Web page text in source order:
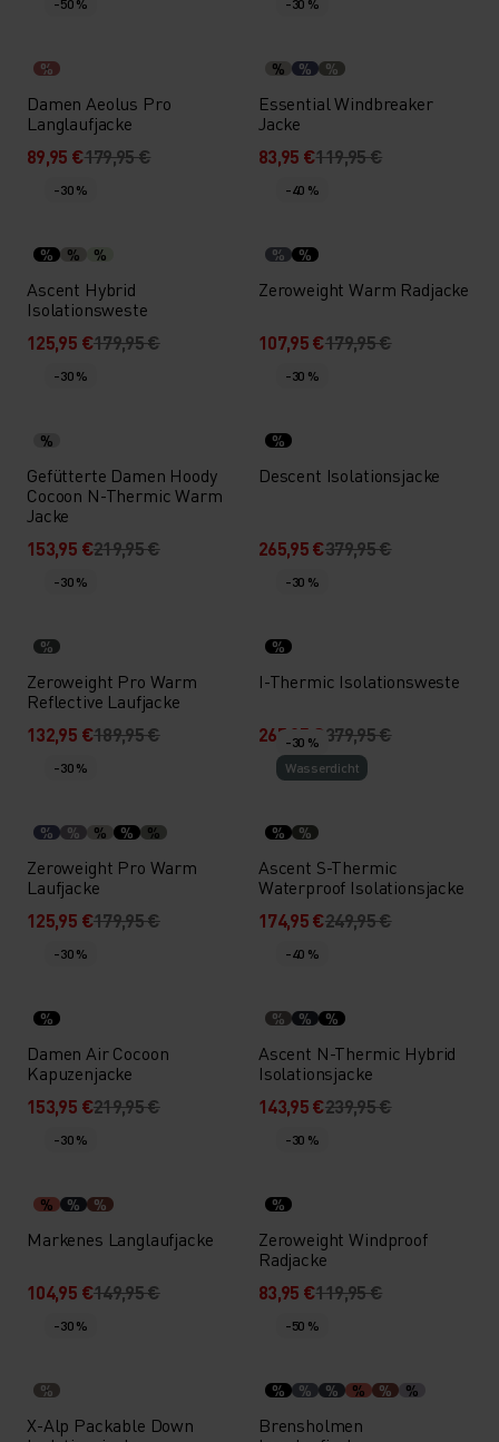
-50 %
%
Damen Aeolus Pro
Langlaufjacke
89,95 €179,95 €
-30 %
% % %
Essential Windbreaker
Jacke
83,95 €119,95 €
-30 %
% % %
Ascent Hybrid
Isolationsweste
125,95 €179,95 €
-40 %
% %
Zeroweight Warm Radjacke
107,95 €179,95 €
-30 %
%
Gefütterte Damen Hoody
Cocoon N-Thermic Warm
Jacke
153,95 €219,95 €
-30 %
%
Descent Isolationsjacke
265,95 €379,95 €
-30 %
%
Zeroweight Pro Warm
Reflective Laufjacke
132,95 €189,95 €
-30 %
%
I-Thermic Isolationsweste
265,95 €379,95 €
-30 %
% % % % %
Zeroweight Pro Warm
Laufjacke
125,95 €179,95 €
-30 %
Wasserdicht
% %
Ascent S-Thermic
Waterproof Isolationsjacke
174,95 €249,95 €
-30 %
%
Damen Air Cocoon
Kapuzenjacke
153,95 €219,95 €
-40 %
% % %
Ascent N-Thermic Hybrid
Isolationsjacke
143,95 €239,95 €
-30 %
% % %
Markenes Langlaufjacke
104,95 €149,95 €
-30 %
%
Zeroweight Windproof
Radjacke
83,95 €119,95 €
-30 %
%
X-Alp Packable Down
-50 %
% % % % % %
Brensholmen